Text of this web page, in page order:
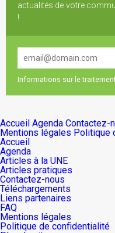
actualités de votre
!
Informations sur le
Accueil Agenda Contactez-
Mentions légales Politique
Accueil
Agenda
Articles à la UNE
Articles pratiques
Contactez-nous
Téléchargements
Liens partenaires
FAQ
Mentions légales
Politique de confidentialité